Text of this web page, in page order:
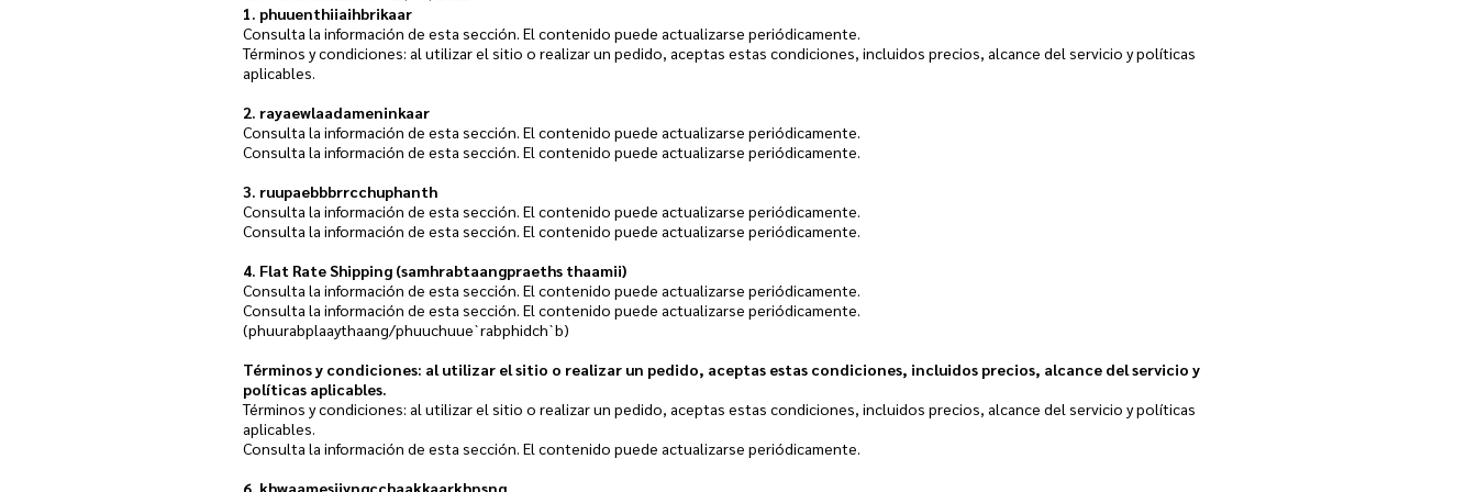
1. phuuenthiiaihbrikaar
Consulta la información de esta sección. El contenido puede actualizarse periódicamente.
Términos y condiciones: al utilizar el sitio o realizar un pedido, aceptas estas condiciones, incluidos precios, alcance del servicio y políticas
aplicables.
2. rayaewlaadameninkaar
Consulta la información de esta sección. El contenido puede actualizarse periódicamente.
Consulta la información de esta sección. El contenido puede actualizarse periódicamente.
3. ruupaebbbrrcchuphanth
Consulta la información de esta sección. El contenido puede actualizarse periódicamente.
Consulta la información de esta sección. El contenido puede actualizarse periódicamente.
4. Flat Rate Shipping (samhrabtaangpraeths thaamii)
Consulta la información de esta sección. El contenido puede actualizarse periódicamente.
Consulta la información de esta sección. El contenido puede actualizarse periódicamente.
(phuurabplaaythaang/phuuchuue`rabphidch`b)
Términos y condiciones: al utilizar el sitio o realizar un pedido, aceptas estas condiciones, incluidos precios, alcance del servicio y
políticas aplicables.
Términos y condiciones: al utilizar el sitio o realizar un pedido, aceptas estas condiciones, incluidos precios, alcance del servicio y políticas
aplicables.
Consulta la información de esta sección. El contenido puede actualizarse periódicamente.